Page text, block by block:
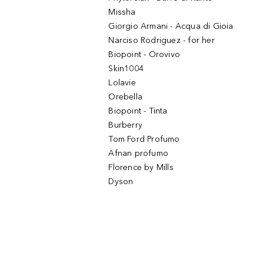
Missha
Giorgio Armani - Acqua di Gioia
Narciso Rodriguez - for her
Biopoint - Orovivo
Skin1004
Lolavie
Orebella
Biopoint - Tinta
Burberry
Tom Ford Profumo
Afnan profumo
Florence by Mills
Dyson